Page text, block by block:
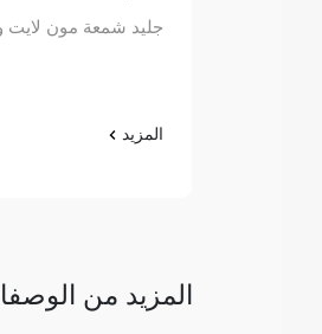
جليد شمعة مون لايت واك 2
المزيد
المزيد من